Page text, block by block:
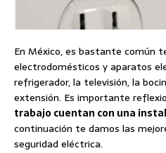
En México, es bastante común
electrodomésticos y aparatos
refrigerador, la televisión, la
extensión. Es importante
trabajo cuentan con una
continuación te damos las
seguridad eléctrica.